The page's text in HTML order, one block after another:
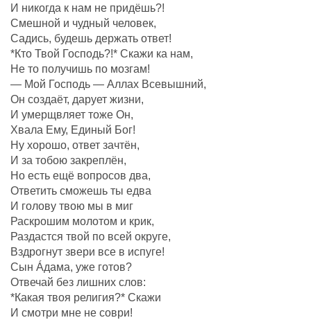
И никогда к нам не придёшь?!
Смешной и чудный человек,
Садись, будешь держать ответ!
*Кто Твой Господь?!* Скажи ка нам,
Не то получишь по мозгам!
— Мой Господь — Аллах Всевышний,
Он создаëт, дарует жизни,
И умерщвляет тоже Он,
Хвала Ему, Единый Бог!
Ну хорошо, ответ зачтëн,
И за тобою закреплëн,
Но есть ещё вопросов два,
Ответить сможешь ты едва
И голову твою мы в миг
Раскрошим молотом и крик,
Раздастся твой по всей округе,
Вздрогнут звери все в испуге!
Сын Áдама, уже готов?
Отвечай без лишних слов:
*Какая твоя религия?* Скажи
И смотри мне не соври!